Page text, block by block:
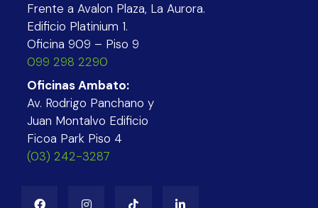
Frente a Avalon Plaza, La Aurora.
Edificio Platinium 1.
Oficina 909 – Piso 9
099 298 2290
Oficinas Ambato:
Av. Rodrigo Panchano y
Juan Montalvo Edificio
Ficoa Park Piso 4
(03) 242-3287